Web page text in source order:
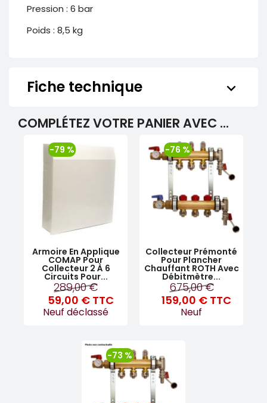
Pression : 6 bar
Poids : 8,5 kg
Fiche technique keyboard_arrow_down
COMPLÉTEZ VOTRE PANIER AVEC ...
Armoire En Applique
COMAP Pour
Collecteur 2 À 6
Circuits Pour...
289,00 €
59,00 € TTC
Neuf déclassé
-79 %
Collecteur Prémonté
Pour Plancher
Chauffant ROTH Avec
Débitmètre...
675,00 €
159,00 € TTC
Neuf
-76 %
-73 %